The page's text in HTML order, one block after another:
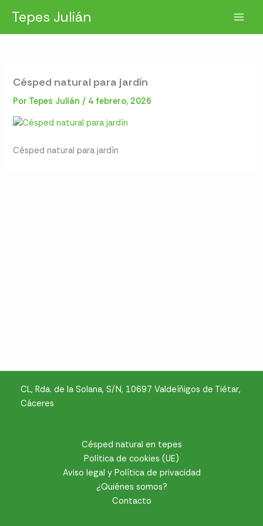
contenido
Tepes Julián
Césped natural para jardín
Por Tepes Julián/ 4 febrero, 2026
Césped natural para jardín
CL, Rda. de la Solana, S/N, 10697 Valdeíñigos de Tiétar,
Cáceres
Césped natural en tepes
Política de cookies (UE)
Aviso legal y Política de privacidad
¿Quiénes somos?
Contacto